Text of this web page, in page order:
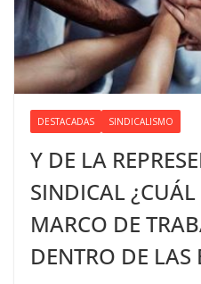
DESTACADAS SINDICALISMO
Y DE LA
SINDICAL ¿CUÁL
MARCO DE
DENTRO DE LAS